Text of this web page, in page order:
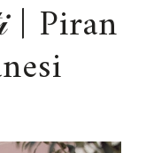
| Piran